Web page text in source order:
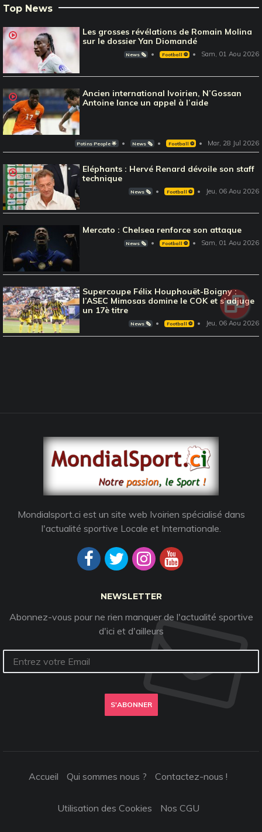
Top News
Les grosses révélations de Romain Molina
sur le dossier Yan Diomandé
News 🗞️ Football ⚽️ Sam, 01 Aou 2026
Ancien international Ivoirien, N’Gossan
Antoine lance un appel à l’aide
Potins People 🌟 News 🗞️ Football ⚽️ Mar, 28 Jul 2026
Eléphants : Hervé Renard dévoile son staff
technique
News 🗞️ Football ⚽️ Jeu, 06 Aou 2026
Mercato : Chelsea renforce son attaque
News 🗞️ Football ⚽️ Sam, 01 Aou 2026
Supercoupe Félix Houphouët-Boigny :
l’ASEC Mimosas domine le COK et s’adjuge
un 17è titre
News 🗞️ Football ⚽️ Jeu, 06 Aou 2026
Mondialsport.ci est un site web Ivoirien spécialisé dans
l'actualité sportive Locale et Internationale.
NEWSLETTER
Abonnez-vous pour ne rien manquer de l'actualité sportive
d'ici et d'ailleurs
S'ABONNER
Accueil Qui sommes nous ? Contactez-nous !
Utilisation des Cookies Nos CGU